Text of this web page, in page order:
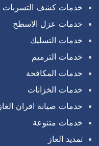
خدمات كشف التسربات
خدمات عزل الاسطح
خدمات التسليك
خدمات الترميم
خدمات المكافحة
خدمات الخزانات
خدمات صيانة افران الغاز
خدمات متنوعة
تمديد الغاز